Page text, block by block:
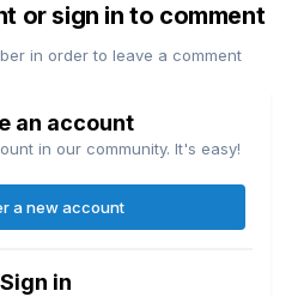
or sign in to comment
in order to leave a comment
an account
in our community. It's easy!
a new account
Sign in